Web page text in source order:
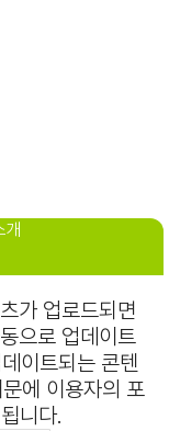
개
가 업로드되면
으로 업데이트
이트되는 콘텐
에 이용자의 포
니다.